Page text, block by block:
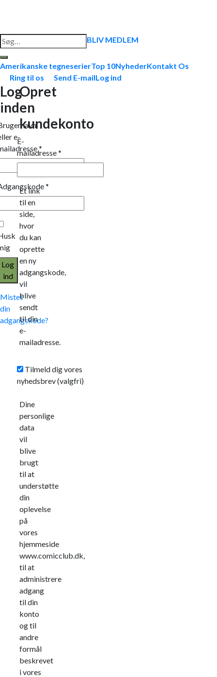
Søg
efter:
BLIV MEDLEM
Amerikanske tegneserierTop 10NyhederKontakt Os
Ring til os
Send E-mailLog ind
Log
ind
e-
*
*
Log
ind
Mistet
din
adgangskode?
Opret
en
kundekonto
E-
mailadresse*
Et link
til en
side,
hvor
du kan
oprette
en ny
adgangskode,
vil
blive
sendt
til din
e-
mailadresse.
Tilmeld dig vores
nyhedsbrev(valgfri)
Dine
personlige
data
vil
blive
brugt
til at
understøtte
din
oplevelse
på
vores
hjemmeside
www.comicclub.dk,
til at
administrere
adgang
til din
konto
og til
andre
formål
beskrevet
i vores